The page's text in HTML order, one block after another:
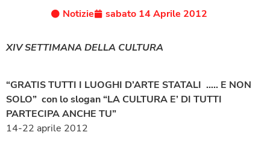
Notizie sabato 14 Aprile 2012
XIV SETTIMANA DELLA CULTURA
“GRATIS TUTTI I LUOGHI D’ARTE STATALI ….. E NON
SOLO” con lo slogan “LA CULTURA E’ DI TUTTI
PARTECIPA ANCHE TU”
14-22 aprile 2012